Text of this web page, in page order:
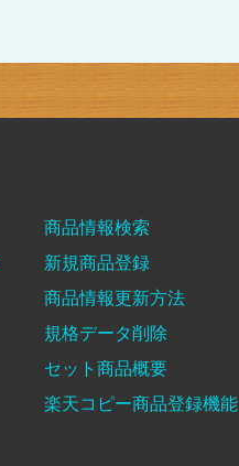
商品情報検索
新規商品登録
商品情報更新方法
規格データ削除
セット商品概要
楽天コピー商品登録機能